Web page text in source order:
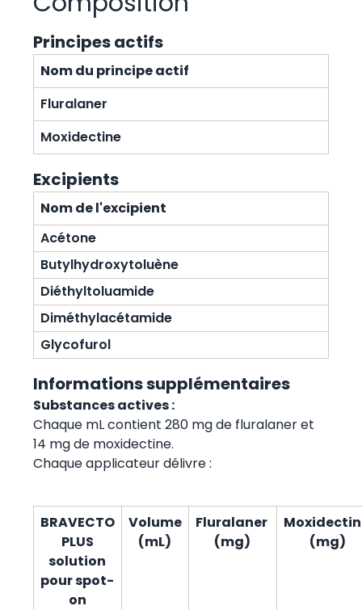
Principes actifs
Nom du principe actif
Fluralaner
Moxidectine
Excipients
Nom de l'excipient
Acétone
Butylhydroxytoluène
Diéthyltoluamide
Diméthylacétamide
Glycofurol
Informations supplémentaires
Substances actives :
Chaque mL contient 280 mg de fluralaner et
14 mg de moxidectine.
Chaque applicateur délivre :
BRAVECTO
PLUS
solution
pour spot-
on
Volume
(mL)
Fluralaner
(mg)
(mg)